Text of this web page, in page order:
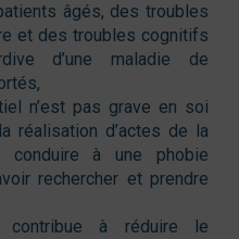
âgés, des troubles
et des troubles cognitifs
d’une maladie de
n’est pas grave en soi
réalisation d’actes de la
conduire à une phobie
rechercher et prendre
à réduire le